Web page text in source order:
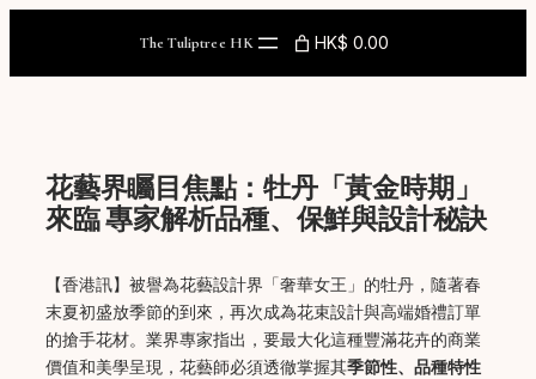
The Tuliptree HK HK$ 0.00
花藝界矚目焦點：牡丹「黃金時期」
來臨 專家解析品種、保鮮與設計秘訣
【香港訊】被譽為花藝設計界「奢華女王」的牡丹，隨著春
末夏初盛放季節的到來，再次成為花束設計與高端婚禮訂單
的搶手花材。業界專家指出，要最大化這種豐滿花卉的商業
價值和美學呈現，花藝師必須透徹掌握其季節性、品種特性